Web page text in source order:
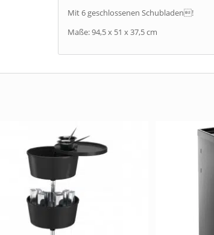
Mit 6 geschlossenen Schubladen!
Maße: 94,5 x 51 x 37,5 cm